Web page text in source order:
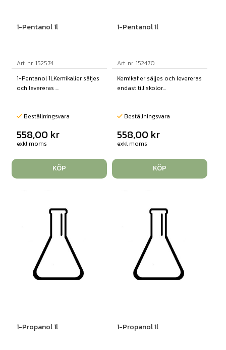
1-Pentanol 1l
Art. nr: 152574
1-Pentanol 1LKemikalier säljes
och levereras ...
Beställningsvara
558,00 kr
exkl moms
KÖP
1-Pentanol 1l
Art. nr: 152470
Kemikalier säljes och levereras
endast till skolor...
Beställningsvara
558,00 kr
exkl moms
KÖP
1-Propanol 1l 1-Propanol 1l